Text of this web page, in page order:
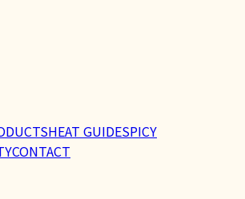
HEAT GUIDESPICY
CONTACT